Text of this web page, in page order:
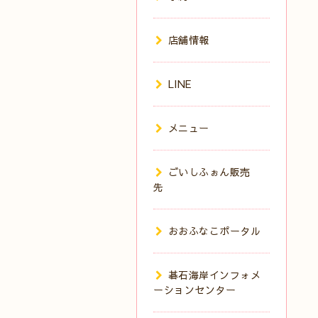
店舗情報
LINE
メニュー
ごいしふぉん販売
先
おおふなこポータル
碁石海岸インフォメ
ーションセンター